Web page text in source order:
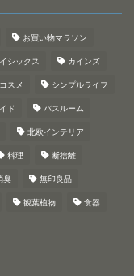
お買い物マラソン
シックス カインズ
コスメ シンプルライフ
ド バスルーム
北欧インテリア
料理 断捨離
臭 無印良品
観葉植物 食器